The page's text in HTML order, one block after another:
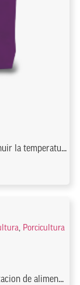
la temperatu...
, Porcicultura
de alimen...